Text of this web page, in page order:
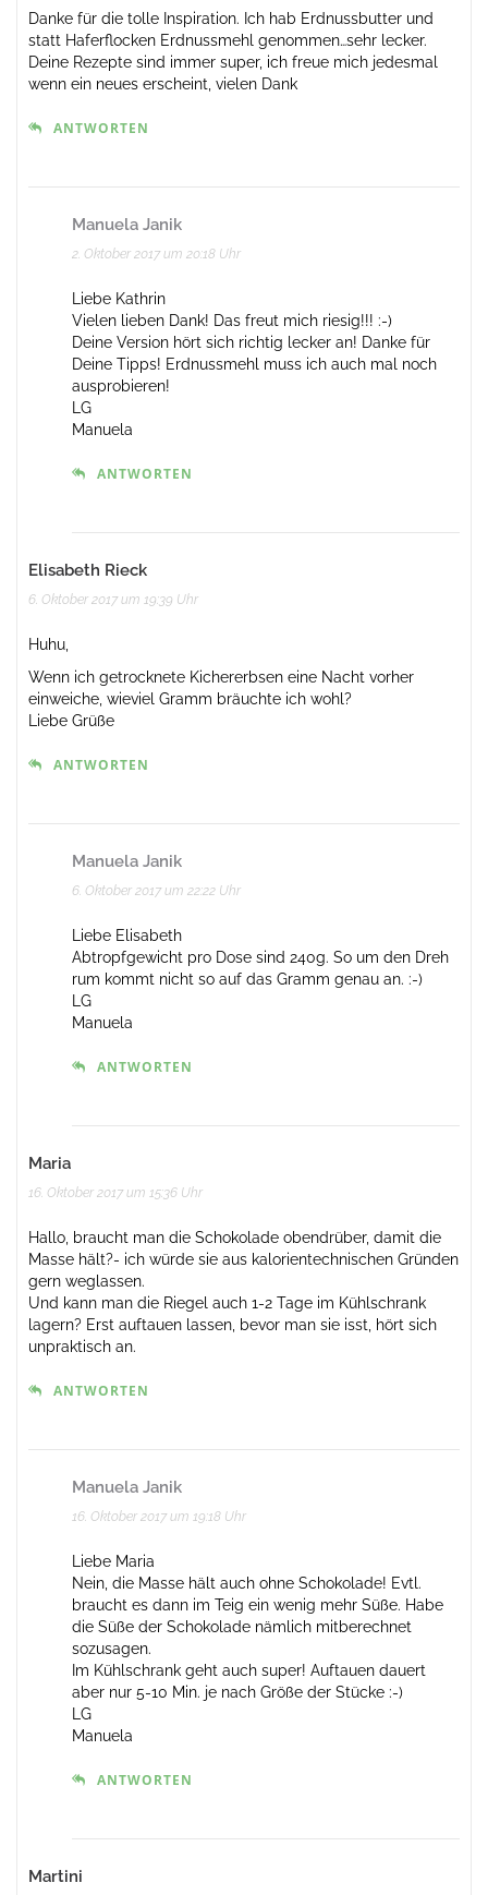
Danke für die tolle Inspiration. Ich hab Erdnussbutter und
statt Haferflocken Erdnussmehl genommen…sehr lecker.
Deine Rezepte sind immer super, ich freue mich jedesmal
wenn ein neues erscheint, vielen Dank
ANTWORTEN
Manuela Janik
2. Oktober 2017 um 20:18 Uhr
Liebe Kathrin
Vielen lieben Dank! Das freut mich riesig!!! :-)
Deine Version hört sich richtig lecker an! Danke für
Deine Tipps! Erdnussmehl muss ich auch mal noch
ausprobieren!
LG
Manuela
ANTWORTEN
Elisabeth Rieck
6. Oktober 2017 um 19:39 Uhr
Huhu,
Wenn ich getrocknete Kichererbsen eine Nacht vorher
einweiche, wieviel Gramm bräuchte ich wohl?
Liebe Grüße
ANTWORTEN
Manuela Janik
6. Oktober 2017 um 22:22 Uhr
Liebe Elisabeth
Abtropfgewicht pro Dose sind 240g. So um den Dreh
rum kommt nicht so auf das Gramm genau an. :-)
LG
Manuela
ANTWORTEN
Maria
16. Oktober 2017 um 15:36 Uhr
Hallo, braucht man die Schokolade obendrüber, damit die
Masse hält?- ich würde sie aus kalorientechnischen Gründen
gern weglassen.
Und kann man die Riegel auch 1-2 Tage im Kühlschrank
lagern? Erst auftauen lassen, bevor man sie isst, hört sich
unpraktisch an.
ANTWORTEN
Manuela Janik
16. Oktober 2017 um 19:18 Uhr
Liebe Maria
Nein, die Masse hält auch ohne Schokolade! Evtl.
braucht es dann im Teig ein wenig mehr Süße. Habe
die Süße der Schokolade nämlich mitberechnet
sozusagen.
Im Kühlschrank geht auch super! Auftauen dauert
aber nur 5-10 Min. je nach Größe der Stücke :-)
LG
Manuela
ANTWORTEN
Martini